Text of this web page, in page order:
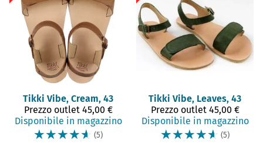
Tikki Vibe, Cream, 43
Prezzo outlet45,00 €
Disponibile in magazzino
☆☆☆☆☆ (5)
Tikki Vibe, Leaves, 43
Prezzo outlet45,00 €
Disponibile in magazzino
☆☆☆☆☆ (5)